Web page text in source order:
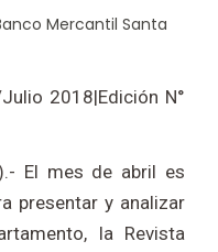
Mercantil Santa
2018|Edición N°
El mes de abril es
presentar y analizar
la Revista